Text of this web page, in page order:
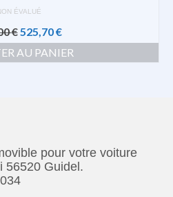
ÉVALUÉ
€ Le
prix
initial
525,70€Le
prix
actuel
AU PANIER
pour votre voiture
56520 Guidel.